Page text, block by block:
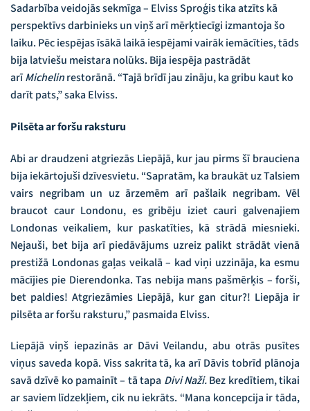
Sadarbība veidojās sekmīga – Elviss Sproģis tika atzīts kā
perspektīvs darbinieks un viņš arī mērķtiecīgi izmantoja šo
laiku. Pēc iespējas īsākā laikā iespējami vairāk iemācīties, tāds
bija latviešu meistara nolūks. Bija iespēja pastrādāt
arīMichelinrestorānā. “Tajā brīdī jau zināju, ka gribu kaut ko
darīt pats,” saka Elviss.
Pilsēta ar foršu raksturu
Abi ar draudzeni atgriezās Liepājā, kur jau pirms šī brauciena
bija iekārtojuši dzīvesvietu. “Sapratām, ka braukāt uz Talsiem
vairs negribam un uz ārzemēm arī pašlaik negribam. Vēl
braucot caur Londonu, es gribēju iziet cauri galvenajiem
Londonas veikaliem, kur paskatīties, kā strādā miesnieki.
Nejauši, bet bija arī piedāvājums uzreiz palikt strādāt vienā
prestižā Londonas gaļas veikalā – kad viņi uzzināja, ka esmu
mācījies pie Dierendonka. Tas nebija mans pašmērķis – forši,
bet paldies! Atgriezāmies Liepājā, kur gan citur?! Liepāja ir
pilsēta ar foršu raksturu,” pasmaida Elviss.
Liepājā viņš iepazinās ar Dāvi Veilandu, abu otrās pusītes
viņus saveda kopā. Viss sakrita tā, ka arī Dāvis tobrīd plānoja
savā dzīvē ko pamainīt – tā tapa Divi Naži.Bez kredītiem, tikai
ar saviem līdzekļiem, cik nu iekrāts. “Mana koncepcija ir tāda,